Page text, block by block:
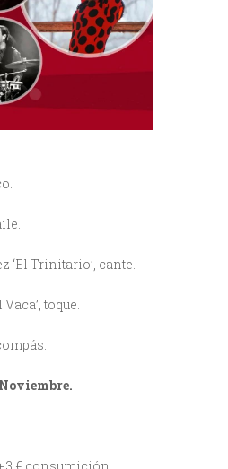
‘El Trinitario’, cante.
toque.
3 € consumición.